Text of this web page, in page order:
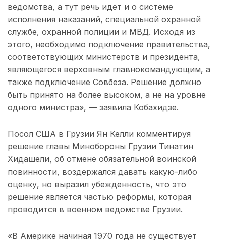
ведомства, а тут речь идет и о системе
исполнения наказаний, специальной охранной
службе, охранной полиции и МВД. Исходя из
этого, необходимо подключение правительства,
соответствующих министерств и президента,
являющегося верховным главнокомандующим, а
также подключение Совбеза. Решение должно
быть принято на более высоком, а не на уровне
одного министра», — заявила Кобахидзе.
Посол США в Грузии Ян Келли комментируя
решение главы Минобороны Грузии Тинатин
Хидашели, об отмене обязательной воинской
повинности, воздержался давать какую-либо
оценку, но выразил убежденность, что это
решение является частью реформы, которая
проводится в военном ведомстве Грузии.
«В Америке начиная 1970 года не существует